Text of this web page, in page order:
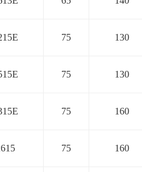
75 130
75 130
75 160
75 160